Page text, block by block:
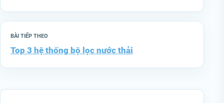
BÀI TIẾP THEO
Top 3 hệ thống bộ lọc nước thải